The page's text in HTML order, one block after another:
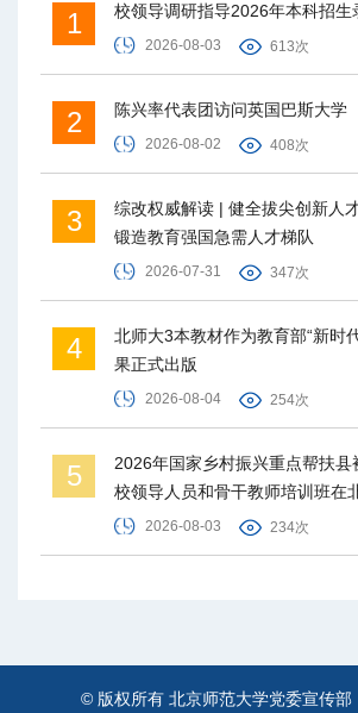
1 校领导调研指导2026年本科招生
2026-08-03 613次
2 陈兴率代表团访问英国巴斯大学
2026-08-02 408次
3
综改权威解读 | 健全拔尖创新人
锻造教育强国急需人才梯队
2026-07-31 347次
4
北师大3本教材作为教育部“新时
果正式出版
2026-08-04 254次
5
2026年国家乡村振兴重点帮扶县
校领导人员和骨干教师培训班在
2026-08-03 234次
© 版权所有 北京师范大学党委宣传部